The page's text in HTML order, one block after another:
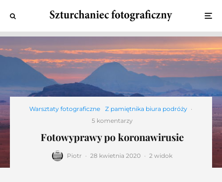
Warsztaty fotograficzne Z pamiętnika biura podróży ·
5 komentarzy
Fotowyprawy po koronawirusie
Piotr · 28 kwietnia 2020 · 2 widok